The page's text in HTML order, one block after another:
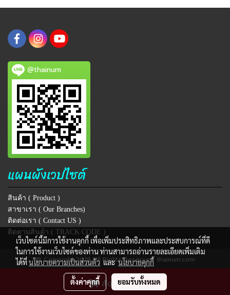
สั่งซื้อสินค้า
@thainum
แผนผังเวปไซต์
สินค้า ( Product )
สาขาเรา ( Our Branches)
ติดต่อเรา ( Contact US )
ติดตามสินค้า ( TRACK CODE )
@ Copyright 2018 All Rights Reserved. thainum.com
ผู้เข้าชมวันนี้ 2,612
เว็บไซต์นี้มีการใช้งานคุกกี้ เพื่อเพิ่มประสิทธิภาพและประสบการณ์ที่ดี
ในการใช้งานเว็บไซต์ของท่าน ท่านสามารถอ่านรายละเอียดเพิ่มเติม
ได้ที่นโยบายความเป็นส่วนตัว และนโยบายคุกกี้
ตั้งค่าคุกกี้ ยอมรับทั้งหมด